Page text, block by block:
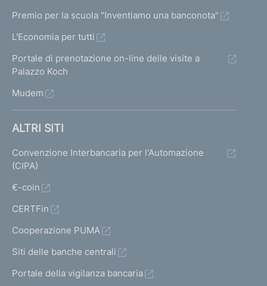
Premio per la scuola "Inventiamo una banconota"
L'Economia per tutti
Portale di prenotazione on-line delle visite a
Palazzo Koch
Mudem
ALTRI SITI
Convenzione Interbancaria per l'Automazione
(CIPA)
€-coin
CERTFin
Cooperazione PUMA
Siti delle banche centrali
Portale della vigilanza bancaria